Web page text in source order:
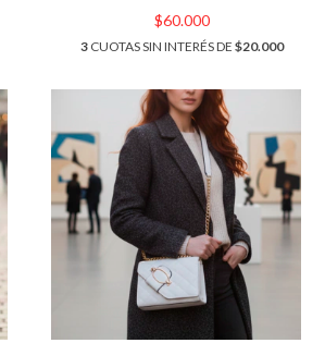
$60.000
3CUOTAS SIN INTERÉS DE $20.000